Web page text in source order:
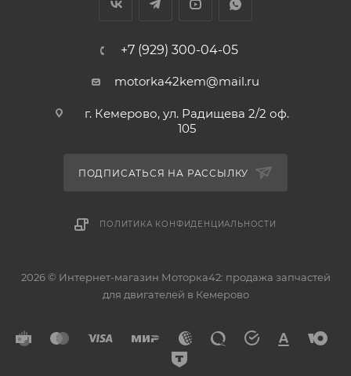
+7 (929) 300-04-05
motorka42kem@mail.ru
г. Кемерово, ул. Радищева 2/2 оф.
105
ПОДПИСАТЬСЯ НА РАССЫЛКУ
ПОЛИТИКА КОНФИДЕНЦИАЛЬНОСТИ
2026 © Интернет-магазин Моторка42: продажа запчастей
для двигателей в Кемерово